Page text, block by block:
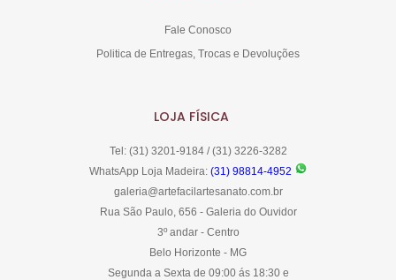
Fale Conosco
Politica de Entregas, Trocas e Devoluções
LOJA FÍSICA
Tel: (31) 3201-9184 / (31) 3226-3282
WhatsApp Loja Madeira: (31) 98814-4952
galeria@artefacilartesanato.com.br
Rua São Paulo, 656 - Galeria do Ouvidor
3º andar - Centro
Belo Horizonte - MG
Segunda a Sexta de 09:00 ás 18:30 e